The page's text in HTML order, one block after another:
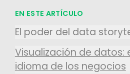
EN ESTE ARTÍCULO
El poder del data
Visualización de datos:
idioma de los negocios